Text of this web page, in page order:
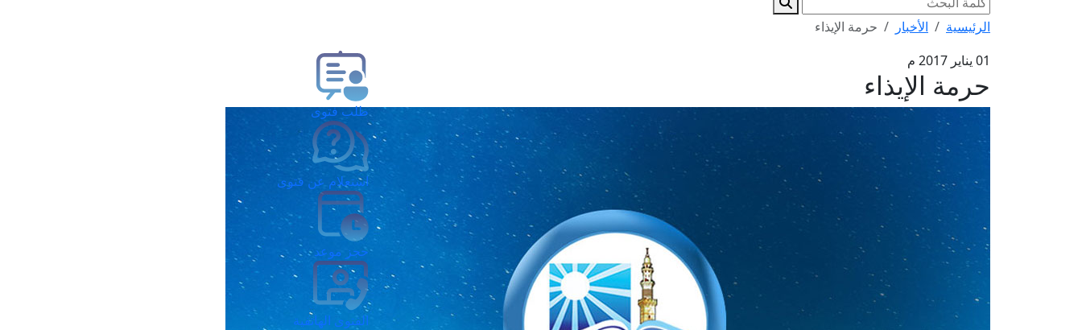
الرئيسية الأخبار
حرمة الإيذاء
01 يناير 2017 م
حرمة الإيذاء
طلب فتوى
استعلام عن فتوى
حجز موعد
الفتوى الهاتفية